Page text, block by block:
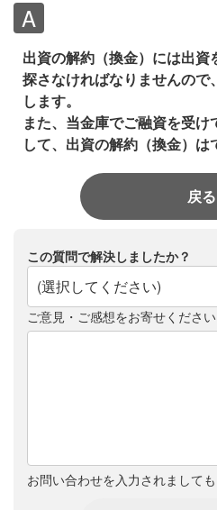
出資の解約（換金）には出資
探さなければなりませんので
します。
また、当金庫でご融資を受
して、出資の解約（換金）は
戻る
この質問で解決しましたか？
(選択してください)
ご意見・ご感想をお寄せください
お問い合わせを入力されまして